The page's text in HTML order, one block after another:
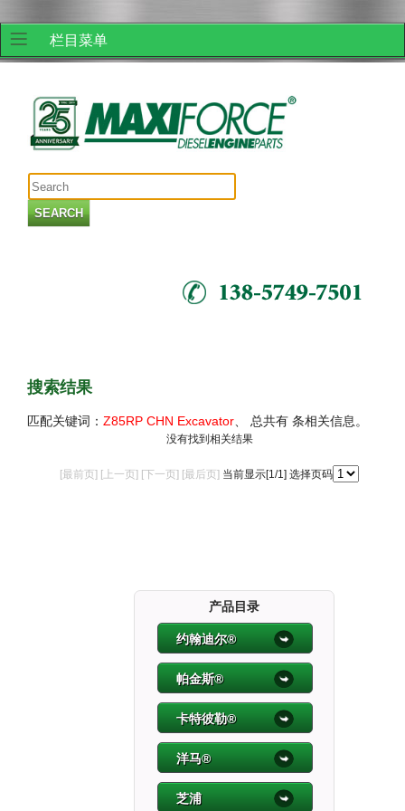
栏目菜单
content
Search form
搜索结果
匹配关键词： Z85RP CHN Excavator、 总共有 条相关信息。
没有找到相关结果
[最前页] [上一页] [下一页] [最后页] 当前显示[1/1] 选择页码
产品目录
约翰迪尔®
帕金斯®
卡特彼勒®
洋马®
芝浦